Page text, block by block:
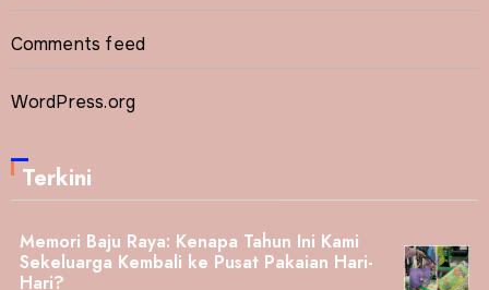
Comments feed
WordPress.org
Terkini
Memori Baju Raya: Kenapa Tahun Ini Kami
Sekeluarga Kembali ke Pusat Pakaian Hari-
Hari?